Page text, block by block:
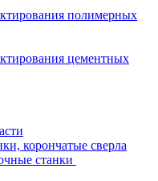
полимерных
цементных
корончатые сверла
станки